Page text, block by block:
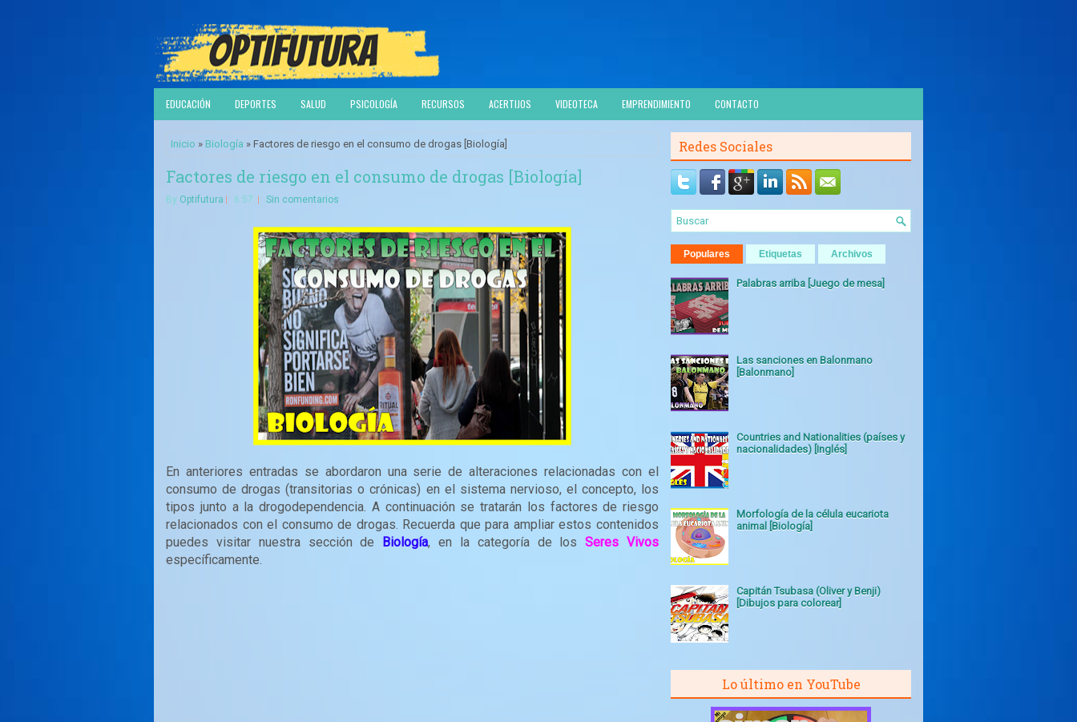
EDUCACIÓN DEPORTES SALUD PSICOLOGÍA RECURSOS ACERTIJOS VIDEOTECA EMPRENDIMIENTO CONTACTO
Inicio » Biología » Factores de riesgo en el consumo de drogas [Biología]
Factores de riesgo en el consumo de drogas [Biología]
By Optifutura 6:57 Sin comentarios
En anteriores entradas se abordaron una serie de alteraciones relacionadas con el
consumo de drogas (transitorias o crónicas) en el sistema nervioso, el concepto, los
tipos junto a la drogodependencia. A continuación se tratarán los factores de riesgo
relacionados con el consumo de drogas. Recuerda que para ampliar estos contenidos
puedes visitar nuestra sección de Biología, en la categoría de losSeres Vivos
específicamente.
Redes Sociales
Populares Etiquetas Archivos
Palabras arriba [Juego de mesa]
Las sanciones en Balonmano
[Balonmano]
Countries and Nationalities (países y
nacionalidades) [Inglés]
Morfología de la célula eucariota
animal [Biología]
Capitán Tsubasa (Oliver y Benji)
[Dibujos para colorear]
Lo último en YouTube